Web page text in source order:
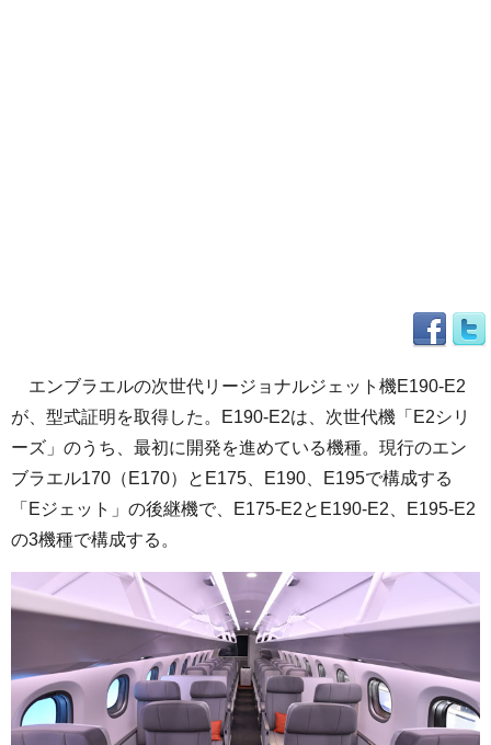
エンブラエルの次世代リージョナルジェット機E190-E2
が、型式証明を取得した。E190-E2は、次世代機「E2シリ
ーズ」のうち、最初に開発を進めている機種。現行のエン
ブラエル170（E170）とE175、E190、E195で構成する
「Eジェット」の後継機で、E175-E2とE190-E2、E195-E2
の3機種で構成する。